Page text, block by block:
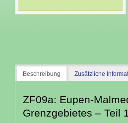
Beschreibung Zusätzliche
ZF09a: Eupen-
Grenzgebietes – Teil